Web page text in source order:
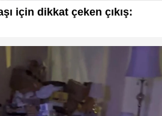
için dikkat çeken çıkış: